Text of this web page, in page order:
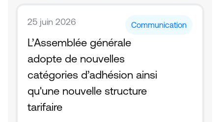
25 juin 2026 Communication
L’Assemblée générale
adopte de nouvelles
catégories d’adhésion ainsi
qu'une nouvelle structure
tarifaire